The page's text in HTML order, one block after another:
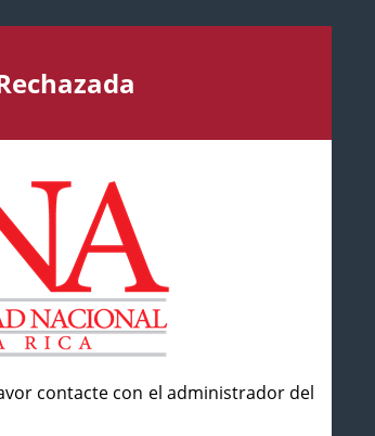
contacte con el administrador del